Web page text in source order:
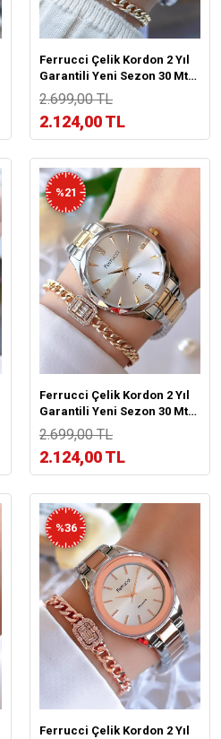
Ferrucci Çelik Kordon 2 Yıl
Garantili Yeni Sezon 30 Mt
Suya Dayanıklı Kadın Kol
Saati BFC.13601.04
2.699,00 TL
2.124,00 TL
%21
Ferrucci Çelik Kordon 2 Yıl
Garantili Yeni Sezon 30 Mt
Suya Dayanıklı Kadın Kol
Saati BFC.14215.05
2.699,00 TL
2.124,00 TL
%36
Ferrucci Çelik Kordon 2 Yıl